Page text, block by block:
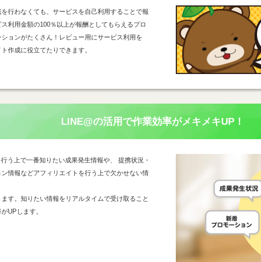
行わなくても、サービスを自己利用することで報
利用金額の100％以上が報酬としてもらえるプロ
ョンがたくさん！レビュー用にサービス利用を
作成に役立てたりできます。
LINE@の活用で作業効率がメキメキUP！
う上で一番知りたい成果発生情報や、 提携状況・
情報などアフィリエイトを行う上で欠かせない情
す。知りたい情報をリアルタイムで受け取ること
UPします。